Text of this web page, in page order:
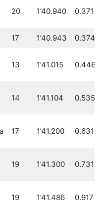
20 1’40.940 0.371
17 1’40.943 0.374
13 1’41.015 0.446
14 1’41.104 0.535
17 1’41.200 0.631
19 1’41.300 0.731
19 1’41.486 0.917